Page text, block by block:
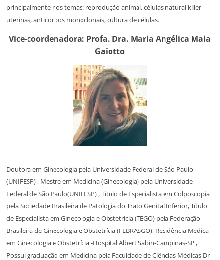
principalmente nos temas: reprodução animal, células natural killer
uterinas, anticorpos monoclonais, cultura de células.
Vice-coordenadora: Profa. Dra. Maria Angélica Maia
Gaiotto
Doutora em Ginecologia pela Universidade Federal de São Paulo
(UNIFESP) , Mestre em Medicina (Ginecologia) pela Universidade
Federal de São Paulo(UNIFESP) , Titulo de Especialista em Colposcopia
pela Sociedade Brasileira de Patologia do Trato Genital Inferior, Título
de Especialista em Ginecologia e Obstetrícia (TEGO) pela Federação
Brasileira de Ginecologia e Obstetrícia (FEBRASGO), Residência Medica
em Ginecologia e Obstetrícia -Hospital Albert Sabin-Campinas-SP ,
Possui graduação em Medicina pela Faculdade de Ciências Médicas Dr